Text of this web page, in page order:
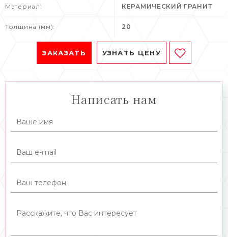
Материал: КЕРАМИЧЕСКИЙ ГРАНИТ
Толщина (мм): 20
ЗАКАЗАТЬ УЗНАТЬ ЦЕНУ
Написать нам